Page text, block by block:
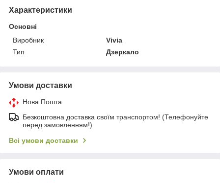
Характеристики
Основні
Виробник
Vivia
Тип
Дзеркало
Умови доставки
Нова Пошта
Безкоштовна доставка своїм транспортом! (Телефонуйте
перед замовленням!)
Всі умови доставки
Умови оплати